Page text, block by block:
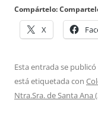
Compártelo:
X
Esta entrada se publicó
está etiquetada con
Ntra.Sra. de Santa Ana